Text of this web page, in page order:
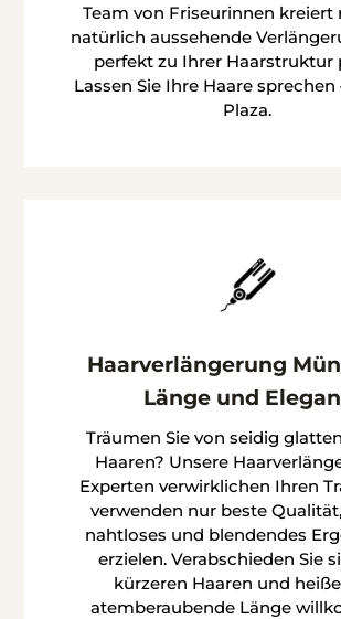
Team von Friseurinnen kreiert
natürlich aussehende
perfekt zu Ihrer Haarstruktur
Lassen Sie Ihre Haare
Plaza.
Haarverlängerung
Länge und
Träumen Sie von seidig
Haaren? Unsere
Experten verwirklichen Ihren
verwenden nur beste
nahtloses und blendendes
erzielen. Verabschieden Sie
kürzeren Haaren und
atemberaubende Länge